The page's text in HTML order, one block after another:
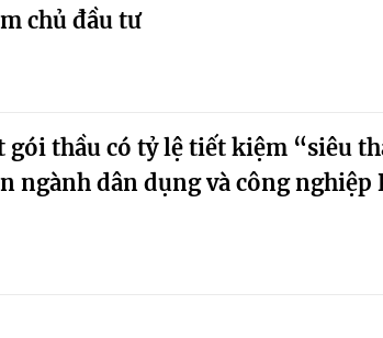
chủ đầu tư
gói thầu có tỷ lệ tiết kiệm “siêu
ngành dân dụng và công nghiệp